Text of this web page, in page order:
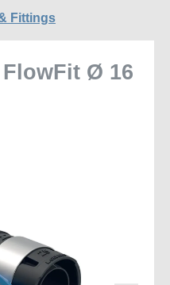
Fittings
Ø 16